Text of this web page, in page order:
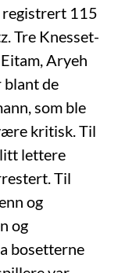
registrert 115
Tre Knesset-
Aryeh
blant de
som ble
kritisk. Til
lettere
Til
og
og
bosetterne